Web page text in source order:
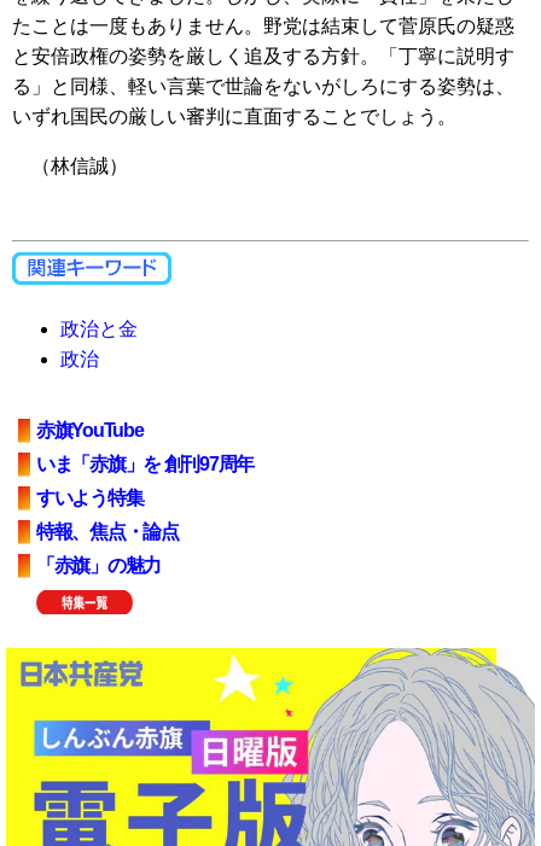
たことは一度もありません。野党は結束して菅原氏の疑惑
と安倍政権の姿勢を厳しく追及する方針。「丁寧に説明す
る」と同様、軽い言葉で世論をないがしろにする姿勢は、
いずれ国民の厳しい審判に直面することでしょう。
（林信誠）
政治と金
政治
赤旗YouTube
いま「赤旗」を 創刊97周年
すいよう特集
特報、焦点・論点
「赤旗」の魅力